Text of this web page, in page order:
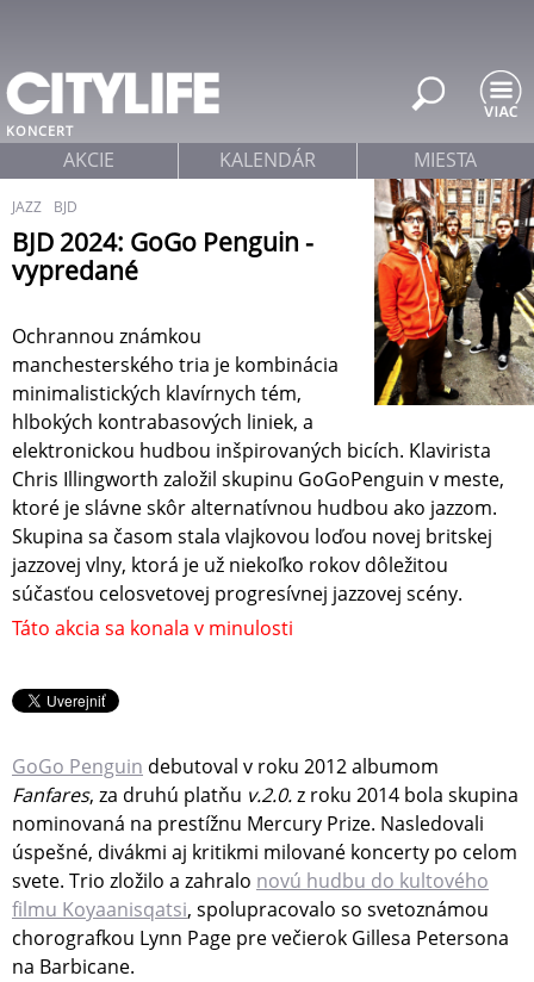
KONCERT
JAZZ BJD
BJD 2024: GoGo Penguin -
vypredané
Ochrannou známkou
manchesterského tria je kombinácia
minimalistických klavírnych tém,
hlbokých kontrabasových liniek, a
elektronickou hudbou inšpirovaných bicích. Klavirista
Chris Illingworth založil skupinu GoGoPenguin v meste,
ktoré je slávne skôr alternatívnou hudbou ako jazzom.
Skupina sa časom stala vlajkovou loďou novej britskej
jazzovej vlny, ktorá je už niekoľko rokov dôležitou
súčasťou celosvetovej progresívnej jazzovej scény.
Táto akcia sa konala v minulosti
GoGo Penguin debutoval v roku 2012 albumom
Fanfares, za druhú platňu v.2.0.z roku 2014 bola skupina
nominovaná na prestížnu Mercury Prize. Nasledovali
úspešné, divákmi aj kritikmi milované koncerty po celom
svete. Trio zložilo a zahralo novú hudbu do kultového
filmu Koyaanisqatsi, spolupracovalo so svetoznámou
chorografkou Lynn Page pre večierok Gillesa Petersona
na Barbicane.
AKCIE KALENDÁR MIESTA